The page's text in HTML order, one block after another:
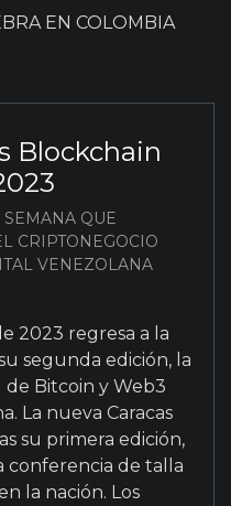
EN COLOMBIA
Blockchain
QUE
CRIPTONEGOCIO
VENEZOLANA
2023 regresa a la
segunda edición, la
Bitcoin y Web3
La nueva Caracas
su primera edición,
conferencia de talla
la nación. Los